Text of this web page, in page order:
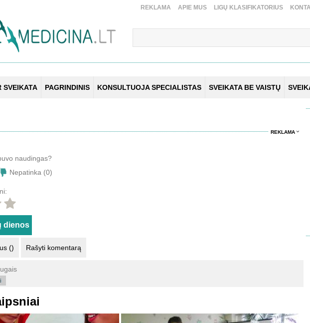
REKLAMA APIE MUS LIGŲ KLASIFIKATORIUS
SVEIKATA PAGRINDINIS KONSULTUOJA SPECIALISTAS SVEIKATA BE VAISTŲ
REKLAMA
naudingas?
Nepatinka (0)
dienos
() Rašyti komentarą